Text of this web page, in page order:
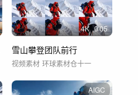
4K 0'05
雪山攀登团队前行
视频素材 环球素材仓十一
AIGC